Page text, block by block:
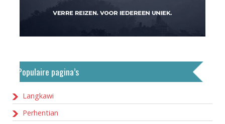
Populaire pagina’s
Langkawi
Perhentian